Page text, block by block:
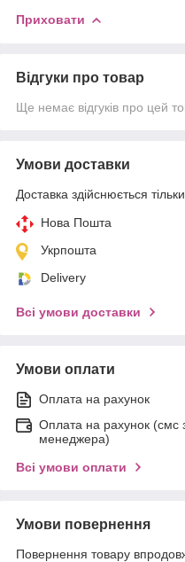
Приховати
Відгуки про товар
Ще немає відгуків про цей
Умови доставки
Доставка здійснюється
Нова Пошта
Укрпошта
Delivery
Всі умови доставки
Умови оплати
Оплата на рахунок
Оплата на рахунок (смс
менеджера)
Всі умови оплати
Умови повернення
Повернення товару